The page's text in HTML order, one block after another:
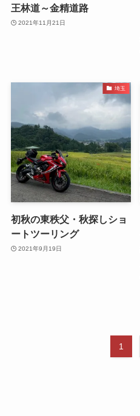
王林道～金精道路
2021年11月21日
埼玉
初秋の東秩父・秋探しショ
ートツーリング
2021年9月19日
1